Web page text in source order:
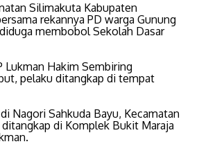
Silimakuta Kabupaten
rekannya PD warga Gunung
membobol Sekolah Dasar
Lukman Hakim Sembiring
pelaku ditangkap di tempat
Nagori Sahkuda Bayu, Kecamatan
di Komplek Bukit Maraja